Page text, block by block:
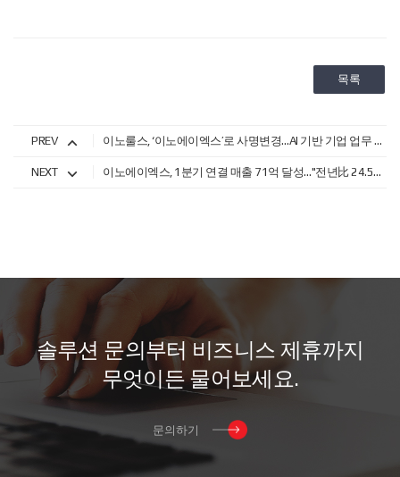
목록
PREV 이노룰스, ‘이노에이엑스’로 사명변경…AI 기반 기업 업무 초자동화 시장 정면 승부
NEXT 이노에이엑스, 1분기 연결 매출 71억 달성…"전년比 24.5%↑, 성장 가속"
솔루션 문의부터 비즈니스 제휴까지
무엇이든물어 보세 요.
문의하기